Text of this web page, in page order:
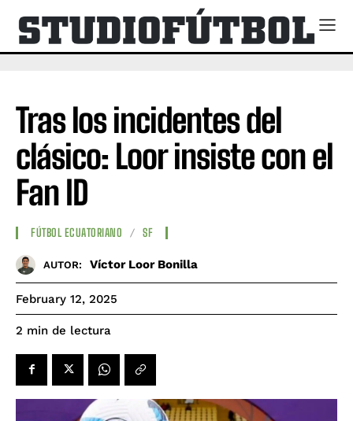
Tras los incidentes del
clásico: Loor insiste con el
Fan ID
FÚTBOL ECUATORIANO SF
AUTOR: Víctor Loor Bonilla
February 12, 2025
2 min de lectura